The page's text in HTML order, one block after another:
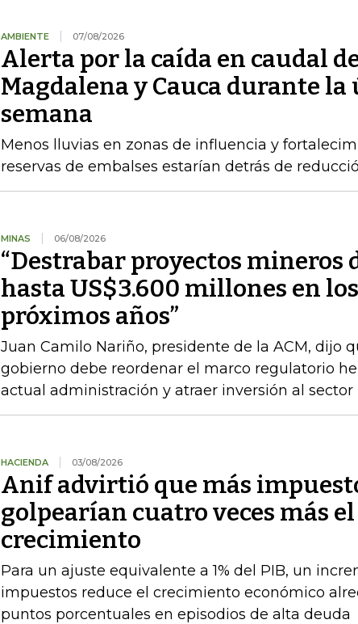
AMBIENTE 07/08/2026
Alerta por la caída en caudal
Magdalena y Cauca durante
semana
Menos lluvias en zonas de influencia y
reservas de embalses estarían detrás de
MINAS 06/08/2026
“Destrabar proyectos mineros
hasta US$3.600 millones en los
próximos años”
Juan Camilo Nariño, presidente de la ACM, dijo
gobierno debe reordenar el marco regulatorio
actual administración y atraer inversión al sector
HACIENDA 03/08/2026
Anif advirtió que más
golpearían cuatro veces más el
crecimiento
Para un ajuste equivalente a 1% del PIB, un
impuestos reduce el crecimiento económico
puntos porcentuales en episodios de alta deuda